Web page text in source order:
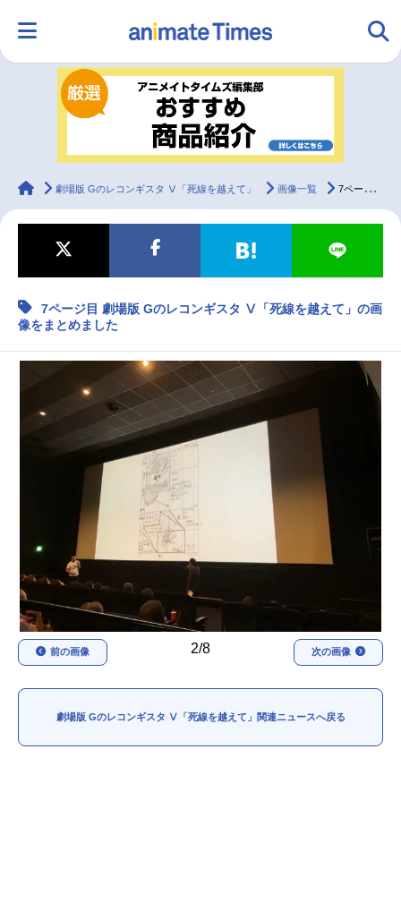
ランキング アニメ
ラジオ
マンガ・ラノベ ゲーム・アプリ 音楽 コスプレ
2.5次元 配信・Vtuber トレンド 無料マンガ
最新記事一覧
アニメ記事一覧 声優記事一覧
実写化映画一覧
今期アニメ曜日別一覧
夏アニメ
秋アニメ
男性声優/女性声優一覧
FOLLOW US
animateTimes
劇場版 Gのレコンギスタ Ⅴ「死線を越えて」 画像一覧 7ページ目 劇場版 Gのレコンギスタ Ⅴ「死線を越えて」の画像をまとめました
7ページ目 劇場版 Gのレコンギスタ Ⅴ「死線を越えて」の画
像をまとめました
2/8
前の画像 次の画像
劇場版 Gのレコンギスタ Ⅴ「死線を越えて」関連ニュースへ戻る